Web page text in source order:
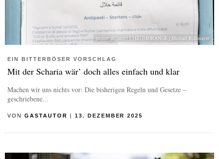
picture alliance / CHROMORANGE | Michael Bihlmayer
EIN BITTERBÖSER VORSCHLAG
Mit der Scharia wär’ doch alles einfach und klar
Machen wir uns nichts vor: Die bisherigen Regeln und Gesetze –
geschriebene...
VON GASTAUTOR | 13. DEZEMBER 2025